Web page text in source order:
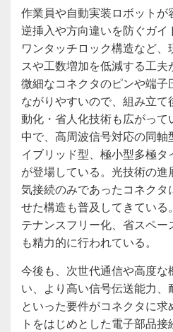
作業員や自動実装ロボットが
逆挿入や方向違いを防ぐガ
ワンタッチロック構造など、
スや工数増加を低減する工
微細なコネクタのピンや端
ながりやすいので、組み立
動化・省人化技術も広がっ
中で、高周波信号対応の同
イブリッド型、極小型多極
が登場している。光技術の
気接続のみであったコネク
せた構造も普及してきてい
テナンスフリー化、省スペ
も精力的に行われている。
今後も、次世代通信や高度
い、より高い信号伝送能力
といった要件がコネクタに
トをはじめとした電子部品接